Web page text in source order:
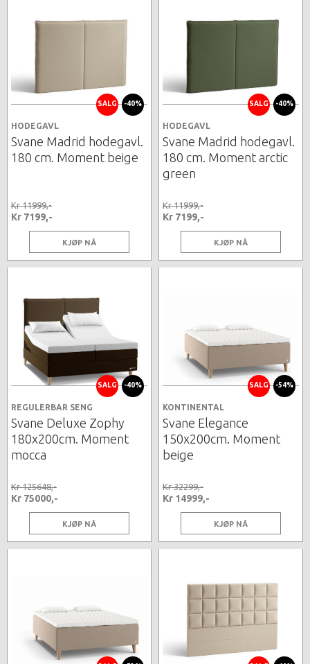
SALG -40%
HODEGAVL
Svane Madrid hodegavl.
180 cm. Moment beige
Kr 11999,-
Kr 7199,-
KJØP NÅ
SALG -40%
HODEGAVL
Svane Madrid hodegavl.
180 cm. Moment arctic
green
Kr 11999,-
Kr 7199,-
KJØP NÅ
SALG -40%
REGULERBAR SENG
Svane Deluxe Zophy
180x200cm. Moment
mocca
Kr 125648,-
Kr 75000,-
KJØP NÅ
SALG -54%
KONTINENTAL
Svane Elegance
150x200cm. Moment
beige
Kr 32299,-
Kr 14999,-
KJØP NÅ